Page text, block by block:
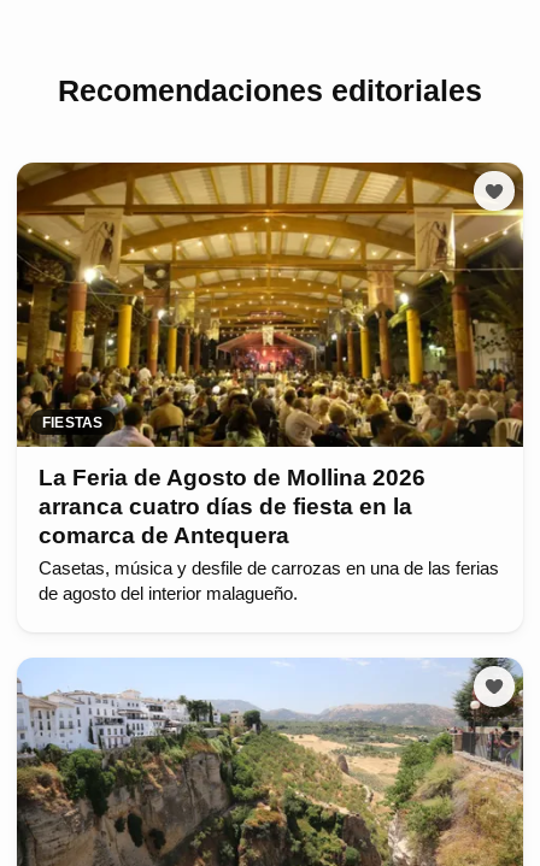
Recomendaciones editoriales
FIESTAS
La Feria de Agosto de Mollina 2026
arranca cuatro días de fiesta en la
comarca de Antequera
Casetas, música y desfile de carrozas en una de las ferias
de agosto del interior malagueño.